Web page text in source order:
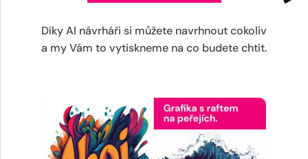
Díky AI návrháři si můžete navrhnout cokoliv
a my Vám to vytiskneme na co budete chtít.